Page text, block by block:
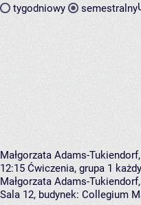
tygodniowy semestralny
Małgorzata Adams-
12:15 Ćwiczenia, grupa 1
Małgorzata Adams-Tukiendorf,
Sala 12, budynek: Collegium